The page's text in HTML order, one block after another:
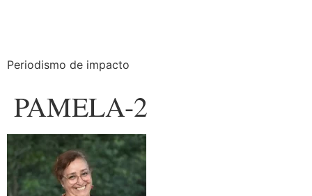
Periodismo de impacto
PAMELA-2